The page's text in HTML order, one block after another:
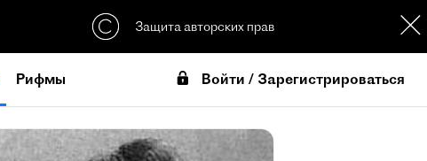
Защита авторских прав
Рифмы Войти / Зарегистрироваться